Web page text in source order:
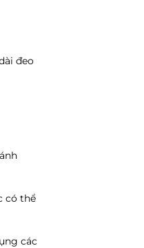
đeo
có thể
các